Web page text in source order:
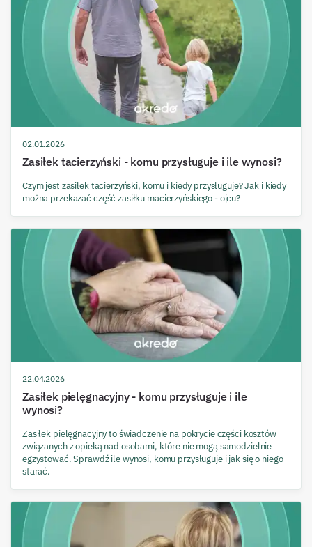
02.01.2026
Zasiłek tacierzyński - komu przysługuje i ile wynosi?
Czym jest zasiłek tacierzyński, komu i kiedy przysługuje? Jak i kiedy
można przekazać część zasiłku macierzyńskiego - ojcu?
22.04.2026
Zasiłek pielęgnacyjny - komu przysługuje i ile
wynosi?
Zasiłek pielęgnacyjny to świadczenie na pokrycie części kosztów
związanych z opieką nad osobami, które nie mogą samodzielnie
egzystować. Sprawdź ile wynosi, komu przysługuje i jak się o niego
starać.